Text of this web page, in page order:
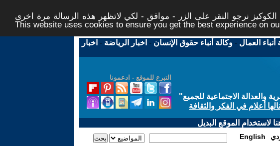
نرجو النقر على الزر - موافق - لكي لاتظهر هذه الرسالة مرة اخرى -
This website uses cookies to ensure you get the best experience on
أنباء العمال -وكالة أنباء حقوق الإنسان - اخبار الرياضة - اخبار
التبرع للموقع - ادعمونا
الاجتماعية للجميع"
أعلام في الفكر والثقافة
لاستخدام الموقع البديل
English